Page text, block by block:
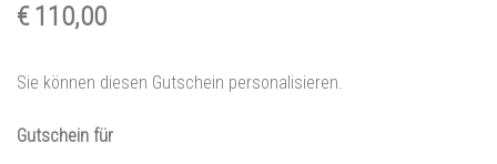
€ 110,00
Sie können diesen Gutschein personalisieren.
Gutschein für